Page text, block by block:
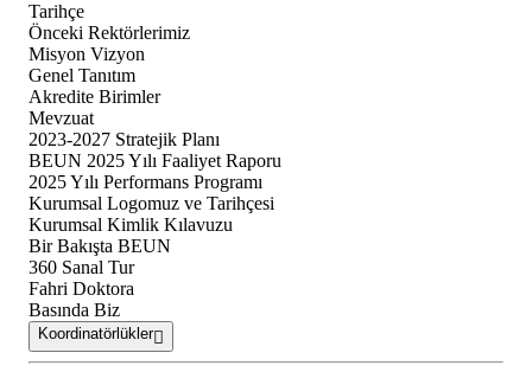
Tarihçe
Önceki Rektörlerimiz
Misyon Vizyon
Genel Tanıtım
Akredite Birimler
Mevzuat
2023-2027 Stratejik Planı
BEUN 2025 Yılı Faaliyet Raporu
2025 Yılı Performans Programı
Kurumsal Logomuz ve Tarihçesi
Kurumsal Kimlik Kılavuzu
Bir Bakışta BEUN
360 Sanal Tur
Fahri Doktora
Basında Biz
Koordinatörlükler